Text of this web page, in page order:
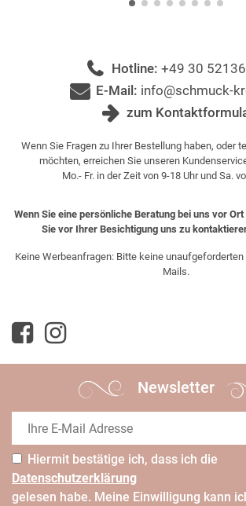
Hotline: +49 30
E-Mail: info@schmuck-
zum
Wenn Sie Fragen zu Ihrer Bestellung haben, oder
möchten, erreichen Sie unseren
Mo.- Fr. in der Zeit von 9-18 Uhr und Sa.
Wenn Sie eine persönliche Beratung bei uns vor
Sie vor Ihrer Besichtigung uns zu
Keine Werbeanfragen: Bitte keine unaufgeforderten
Mails.
Newsletter
Hiermit bestätige ich, dass ich die
Daten­schutz­erklärung
gelesen habe. Meine Einwilligung kann